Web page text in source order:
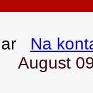
Na
August